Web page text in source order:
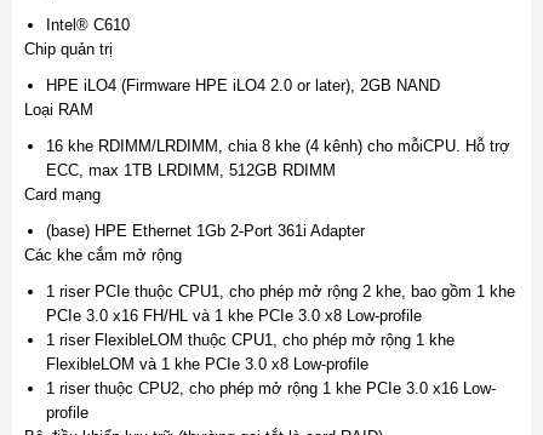
Intel® C610
Chip quản trị
HPE iLO4 (Firmware HPE iLO4 2.0 or later), 2GB NAND
Loại RAM
16 khe RDIMM/LRDIMM, chia 8 khe (4 kênh) cho mỗiCPU. Hỗ trợ
ECC, max 1TB LRDIMM, 512GB RDIMM
Card mạng
(base) HPE Ethernet 1Gb 2-Port 361i Adapter
Các khe cắm mở rộng
1 riser PCIe thuộc CPU1, cho phép mở rộng 2 khe, bao gồm 1 khe
PCIe 3.0 x16 FH/HL và 1 khe PCIe 3.0 x8 Low-profile
1 riser FlexibleLOM thuộc CPU1, cho phép mở rộng 1 khe
FlexibleLOM và 1 khe PCIe 3.0 x8 Low-profile
1 riser thuộc CPU2, cho phép mở rộng 1 khe PCIe 3.0 x16 Low-
profile